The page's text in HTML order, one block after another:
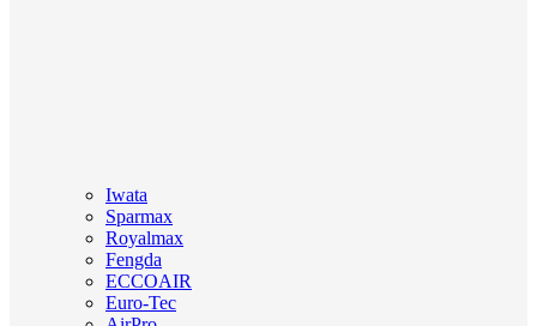
Iwata
Sparmax
Royalmax
Fengda
ECCOAIR
Euro-Tec